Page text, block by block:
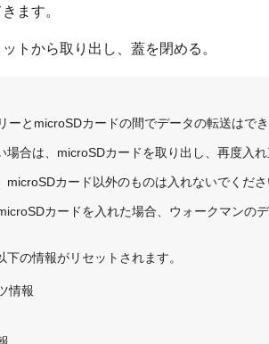
ます。
トから取り出し、蓋を閉める。
ーとmicroSDカードの間でデータの転送はでき
合は、microSDカードを取り出し、再度入れ
カード以外のものは入れないでくださ
カードを入れた場合、ウォークマンの
の情報がリセットされます。
情報